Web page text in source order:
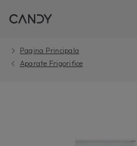
Pagina Principala
Aparate Frigorifice